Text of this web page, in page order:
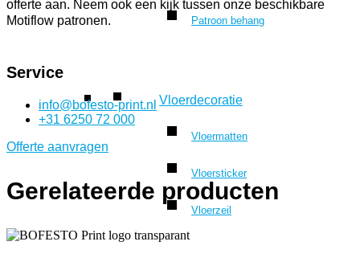
Patroon behang
Vloerdecoratie
Vloermatten
Vloersticker
Vloerzeil
offerte aan. Neem ook een kijk tussen onze beschikbare
Motiflow patronen.
Service
info@bofesto-print.nl
+31 6250 72 000
Offerte aanvragen
Gerelateerde producten